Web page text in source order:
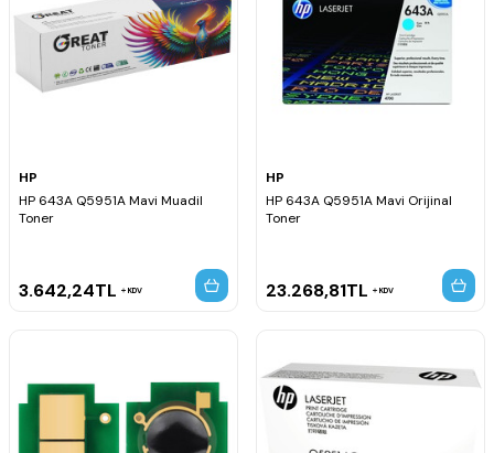
HP
HP 643A Q5951A Mavi Muadil
Toner
3.642,24TL KDV
HP
HP 643A Q5951A Mavi Orijinal
Toner
23.268,81TL KDV